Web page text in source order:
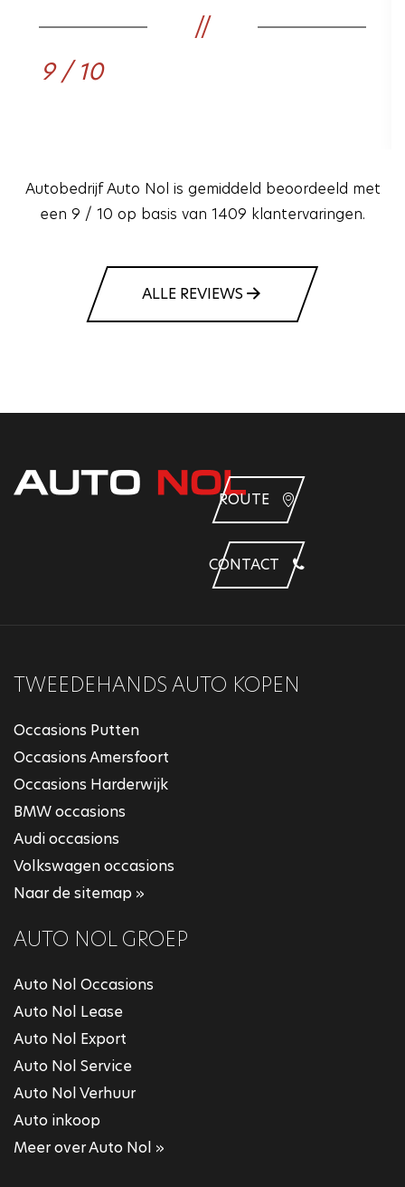
9 / 10
Autobedrijf Auto Nol is gemiddeld beoordeeld met
een 9 / 10 op basis van 1409 klantervaringen.
ALLE REVIEWS
ROUTE
CONTACT
TWEEDEHANDS AUTO KOPEN
Occasions Putten
Occasions Amersfoort
Occasions Harderwijk
BMW occasions
Audi occasions
Volkswagen occasions
Naar de sitemap »
AUTO NOL GROEP
Auto Nol Occasions
Auto Nol Lease
Auto Nol Export
Auto Nol Service
Auto Nol Verhuur
Auto inkoop
Meer over Auto Nol »